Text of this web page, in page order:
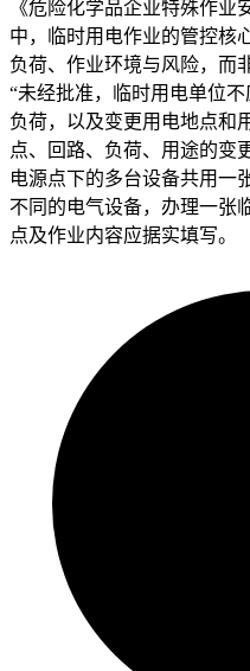
《危险化学品企业特殊作业
中，临时用电作业的管控核
负荷、作业环境与风险，而
“未经批准，临时用电单位
负荷，以及变更用电地点和
点、回路、负荷、用途的变
电源点下的多台设备共用一
不同的电气设备，办理一张
点及作业内容应据实填写。